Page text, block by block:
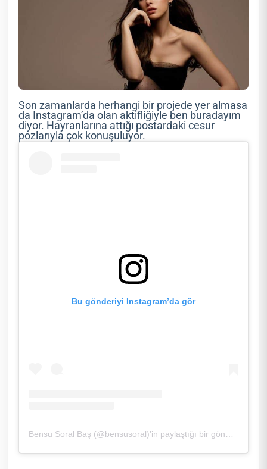
Son zamanlarda herhangi bir projede yer almasa
da Instagram’da olan aktifliğiyle ben buradayım
diyor. Hayranlarına attığı postardaki cesur
pozlarıyla çok konuşuluyor.
Bu gönderiyi Instagram’da gör